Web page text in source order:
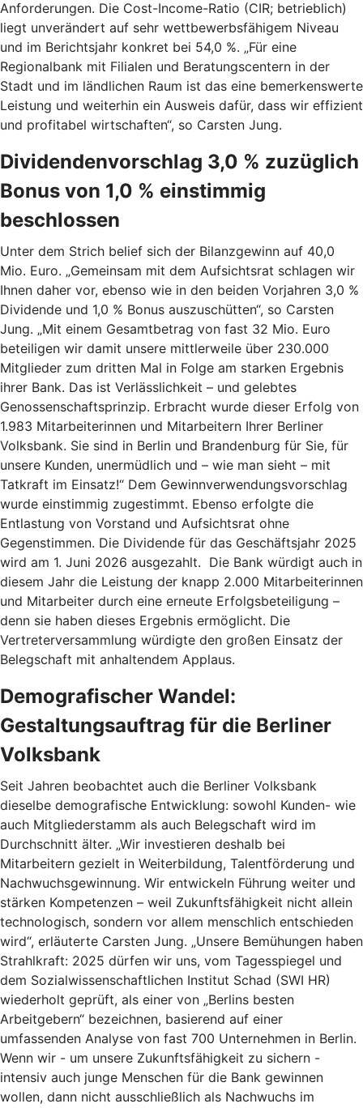
Anforderungen. Die Cost-Income-Ratio (CIR; betrieblich)
liegt unverändert auf sehr wettbewerbsfähigem Niveau
und im Berichtsjahr konkret bei 54,0 %. „Für eine
Regionalbank mit Filialen und Beratungscentern in der
Stadt und im ländlichen Raum ist das eine bemerkenswerte
Leistung und weiterhin ein Ausweis dafür, dass wir effizient
und profitabel wirtschaften“, so Carsten Jung.
Dividendenvorschlag 3,0 % zuzüglich
Bonus von 1,0 % einstimmig
beschlossen
Unter dem Strich belief sich der Bilanzgewinn auf 40,0
Mio. Euro. „Gemeinsam mit dem Aufsichtsrat schlagen wir
Ihnen daher vor, ebenso wie in den beiden Vorjahren 3,0 %
Dividende und 1,0 % Bonus auszuschütten“, so Carsten
Jung. „Mit einem Gesamtbetrag von fast 32 Mio. Euro
beteiligen wir damit unsere mittlerweile über 230.000
Mitglieder zum dritten Mal in Folge am starken Ergebnis
ihrer Bank. Das ist Verlässlichkeit – und gelebtes
Genossenschaftsprinzip. Erbracht wurde dieser Erfolg von
1.983 Mitarbeiterinnen und Mitarbeitern Ihrer Berliner
Volksbank. Sie sind in Berlin und Brandenburg für Sie, für
unsere Kunden, unermüdlich und – wie man sieht – mit
Tatkraft im Einsatz!“ Dem Gewinnverwendungsvorschlag
wurde einstimmig zugestimmt. Ebenso erfolgte die
Entlastung von Vorstand und Aufsichtsrat ohne
Gegenstimmen. Die Dividende für das Geschäftsjahr 2025
wird am 1. Juni 2026 ausgezahlt. Die Bank würdigt auch in
diesem Jahr die Leistung der knapp 2.000 Mitarbeiterinnen
und Mitarbeiter durch eine erneute Erfolgsbeteiligung –
denn sie haben dieses Ergebnis ermöglicht. Die
Vertreterversammlung würdigte den großen Einsatz der
Belegschaft mit anhaltendem Applaus.
Demografischer Wandel:
Gestaltungsauftrag für die Berliner
Volksbank
Seit Jahren beobachtet auch die Berliner Volksbank
dieselbe demografische Entwicklung: sowohl Kunden- wie
auch Mitgliederstamm als auch Belegschaft wird im
Durchschnitt älter. „Wir investieren deshalb bei
Mitarbeitern gezielt in Weiterbildung, Talentförderung und
Nachwuchsgewinnung. Wir entwickeln Führung weiter und
stärken Kompetenzen – weil Zukunftsfähigkeit nicht allein
technologisch, sondern vor allem menschlich entschieden
wird“, erläuterte Carsten Jung. „Unsere Bemühungen haben
Strahlkraft: 2025 dürfen wir uns, vom Tagesspiegel und
dem Sozialwissenschaftlichen Institut Schad (SWI HR)
wiederholt geprüft, als einer von „Berlins besten
Arbeitgebern“ bezeichnen, basierend auf einer
umfassenden Analyse von fast 700 Unternehmen in Berlin.
Wenn wir - um unsere Zukunftsfähigkeit zu sichern -
intensiv auch junge Menschen für die Bank gewinnen
wollen, dann nicht ausschließlich als Nachwuchs im